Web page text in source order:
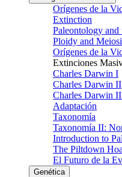
Orígenes de la
Extinction
Paleontology and
Ploidy and
Orígenes de la
Extinciones
Charles Darwin I
Charles Darwin II
Charles Darwin
Adaptación
Taxonomía
Taxonomía II:
Introduction to
The Piltdown
El Futuro de la
Genética